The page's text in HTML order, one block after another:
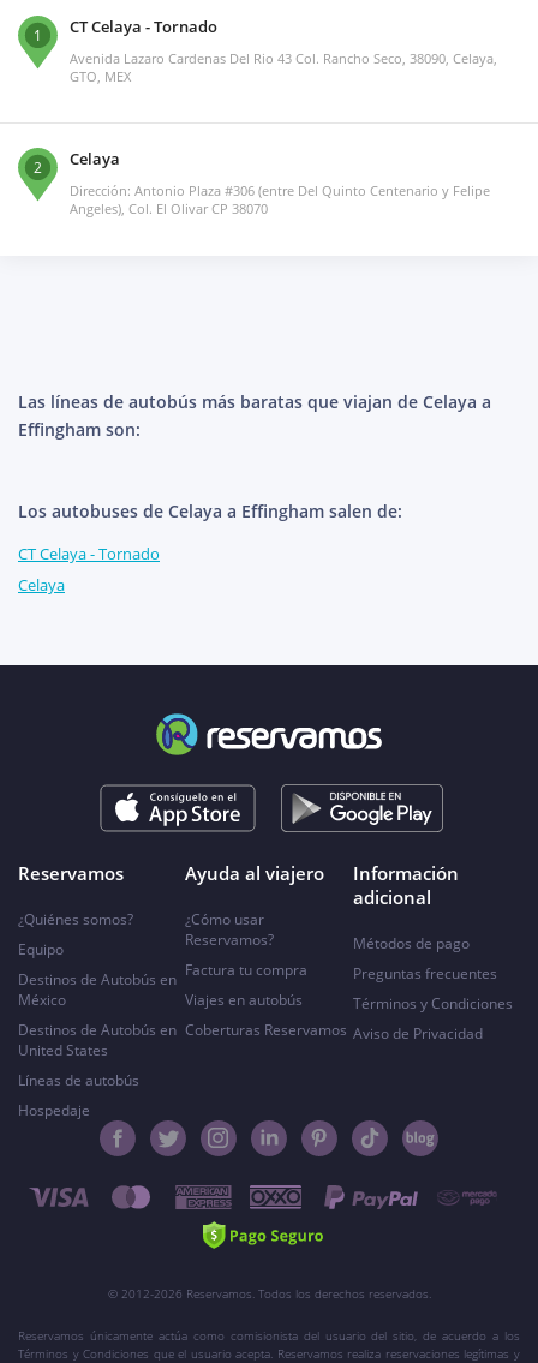
1 CT Celaya - Tornado
Avenida Lazaro Cardenas Del Rio 43 Col. Rancho Seco, 38090, Celaya,
GTO, MEX
2 Celaya
Dirección: Antonio Plaza #306 (entre Del Quinto Centenario y Felipe
Angeles), Col. El Olivar CP 38070
Las líneas de autobús más baratas que viajan de Celaya a
Effingham son:
Los autobuses de Celaya a Effingham salen de:
CT Celaya - Tornado
Celaya
Reservamos
¿Quiénes somos?
Equipo
Destinos de Autobús en
México
Destinos de Autobús en
United States
Líneas de autobús
Hospedaje
Ayuda al viajero
¿Cómo usar
Reservamos?
Factura tu compra
Viajes en autobús
Coberturas Reservamos
Información
adicional
Métodos de pago
Preguntas frecuentes
Términos y Condiciones
Aviso de Privacidad
© 2012-2026 Reservamos. Todos los derechos reservados.
Reservamos únicamente actúa como comisionista del usuario del sitio, de acuerdo a los
Términos y Condiciones que el usuario acepta. Reservamos realiza reservaciones legítimas y